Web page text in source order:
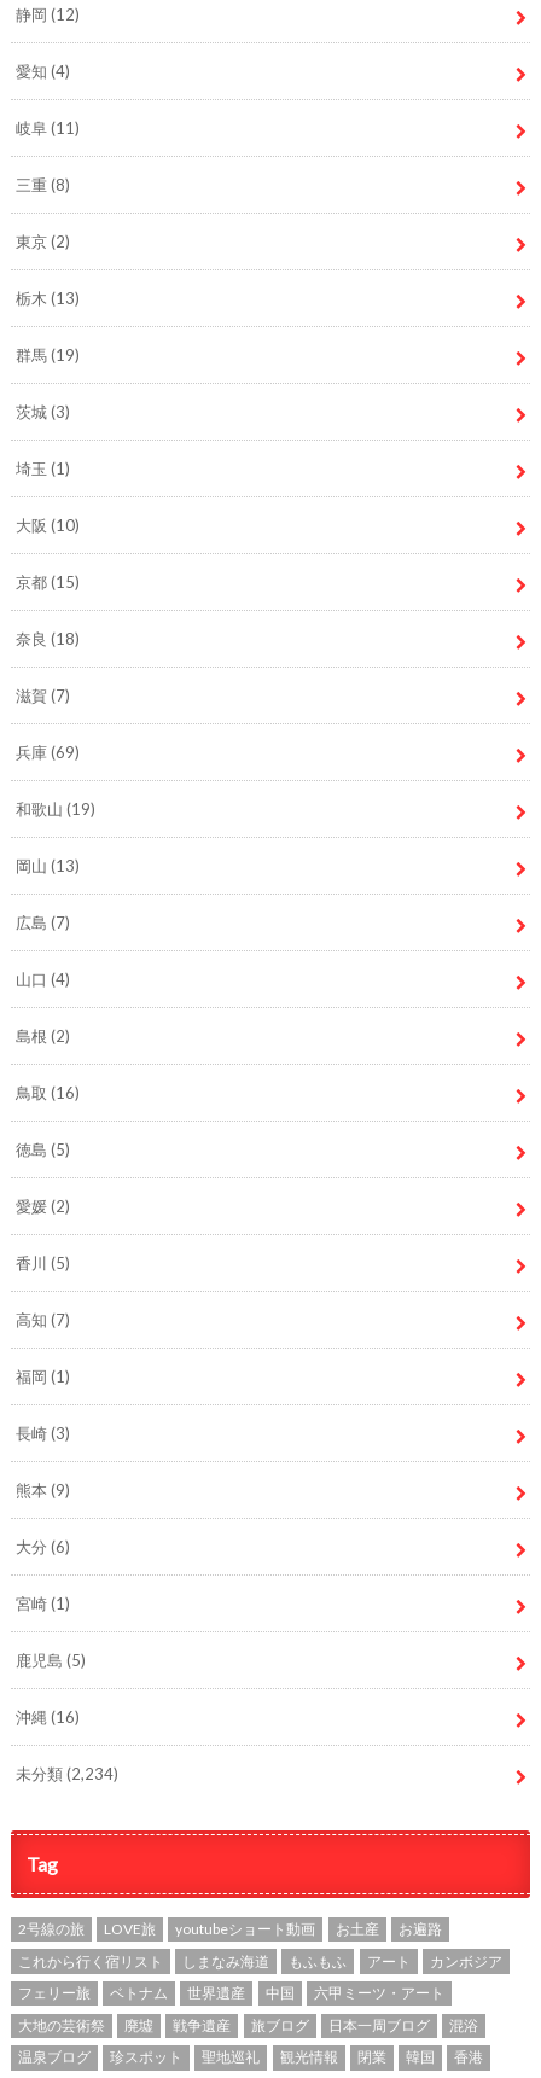
静岡 (12)
愛知 (4)
岐阜(11)
三重 (8)
東京(2)
栃木 (13)
群馬(19)
茨城(3)
埼玉 (1)
大阪 (10)
京都(15)
奈良 (18)
滋賀 (7)
兵庫(69)
和歌山 (19)
岡山 (13)
広島 (7)
山口 (4)
島根 (2)
鳥取 (16)
徳島 (5)
愛媛(2)
香川 (5)
高知 (7)
福岡 (1)
長崎(3)
熊本 (9)
大分 (6)
宮崎(1)
鹿児島 (5)
沖縄 (16)
未分類(2,234)
Tag
2号線の旅 LOVE旅 youtubeショート動画 お土産
お遍路
これから行く宿リスト
しまなみ海道 もふもふ アート
カンボジア
フェリー旅
ベトナム 世界遺産 中国
六甲ミーツ・アート
大地の芸術祭
廃墟 戦争遺産 旅ブログ 日本一周ブログ
混浴
温泉ブログ
珍スポット 聖地巡礼 観光情報 閉業 韓国 香港